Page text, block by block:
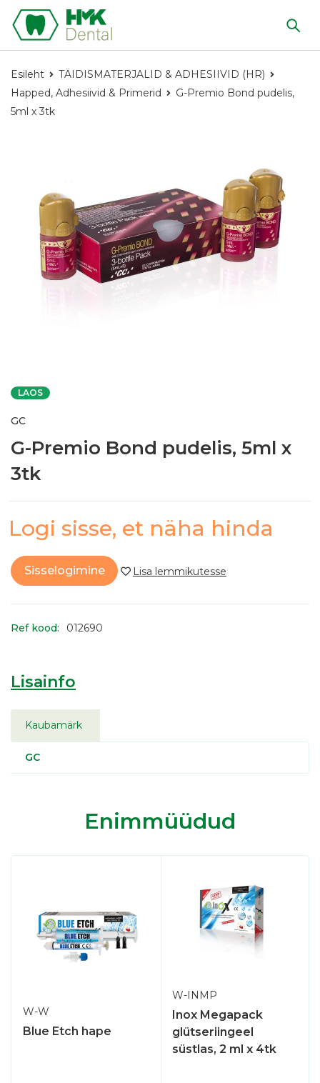
Esileht
TÄIDISMATERJALID & ADHESIIVID (HR)
Happed, Adhesiivid & Primerid
G-Premio Bond pudelis,
5ml x 3tk
LAOS
GC
G-Premio Bond pudelis, 5ml x
3tk
Logi sisse, et näha hinda
Sisselogimine
Ref kood: 012690
Lisainfo
Kaubamärk
GC
Enimmüüdud
W-W
Blue Etch hape
W-INMP
Inox Megapack
glütseriingeel
süstlas, 2 ml x 4tk